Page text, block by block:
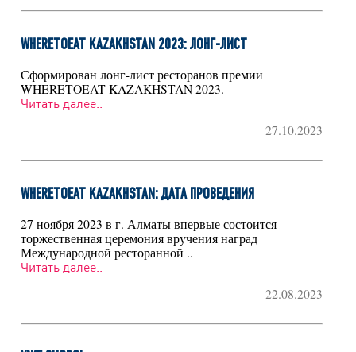
WHERETOEAT KAZAKHSTAN 2023: ЛОНГ-ЛИСТ
Сформирован лонг-лист ресторанов премии
WHERETOEAT KAZAKHSTAN 2023.
Читать далее..
27.10.2023
WHERETOEAT KAZAKHSTAN: ДАТА ПРОВЕДЕНИЯ
27 ноября 2023 в г. Алматы впервые состоится
торжественная церемония вручения наград
Международной ресторанной ..
Читать далее..
22.08.2023